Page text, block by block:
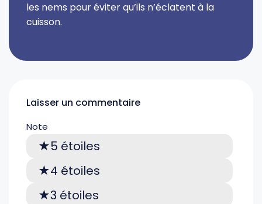
les nems pour éviter qu’ils n’éclatent à la
cuisson.
Laisser un commentaire
Note
5 étoiles
4 étoiles
3 étoiles